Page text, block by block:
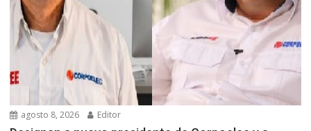
agosto 8, 2026 Editor